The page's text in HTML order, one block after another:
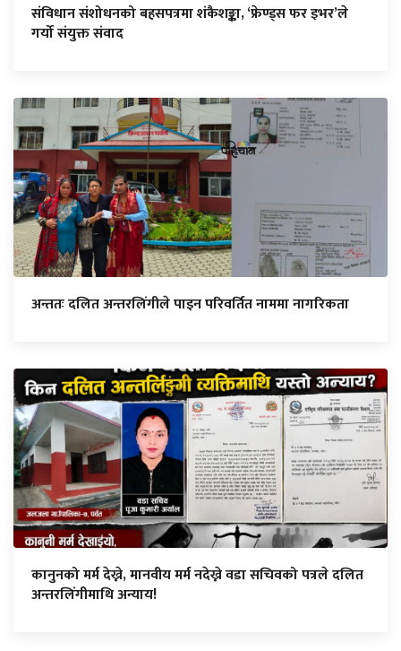
संविधान संशोधनको बहसपत्रमा शंकैशङ्का, ‘फ्रेण्ड्स फर इभर’ले
गर्यो संयुक्त संवाद
अन्ततः दलित अन्तरलिंगीले पाइन परिवर्तित नाममा नागरिकता
कानुनको मर्म देख्ने, मानवीय मर्म नदेख्ने वडा सचिवको पत्रले दलित
अन्तरलिंगीमाथि अन्याय!